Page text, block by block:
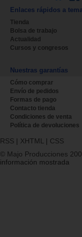
Enlaces rápidos a
Tienda
Bolsa de trabajo
Actualidad
Cursos y congresos
Nuestras garantías
Cómo comprar
Envío de pedidos
Formas de pago
Contacto tienda
Condiciones de venta
Política de devoluciones
RSS | XHTML | CSS
© Majo Producciones
información mostrada